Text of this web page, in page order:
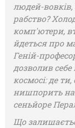
людей-
рабство?
комп'ютери,
йдеться про
Геній-
дозволив
космосі: де
нишпорить на
сеньйоре
Що